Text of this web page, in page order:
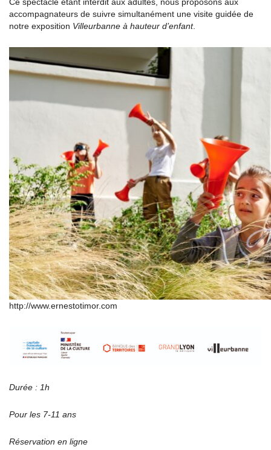
accompagnateurs de suivre simultanément une visite guidée de
notre exposition Villeurbanne à hauteur d’enfant.
http://www.ernestotimor.com
Durée : 1h
Pour les 7-11 ans
Réservation en ligne